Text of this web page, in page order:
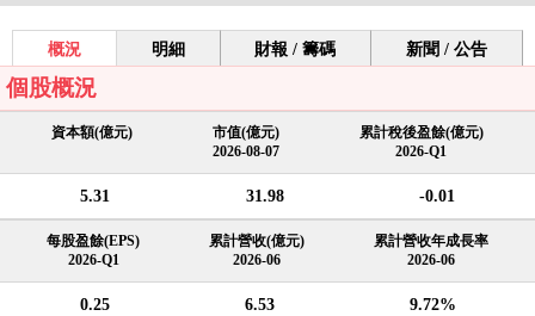
概況 明細 財報 / 籌碼 新聞 / 公告
個股概況
資本額(億元)
市值(億元)
2026-08-07
累計稅後盈餘(億元)
2026-Q1
5.31 31.98 -0.01
每股盈餘(EPS)
2026-Q1
累計營收(億元)
2026-06
累計營收年成長率
2026-06
0.25 6.53 9.72%